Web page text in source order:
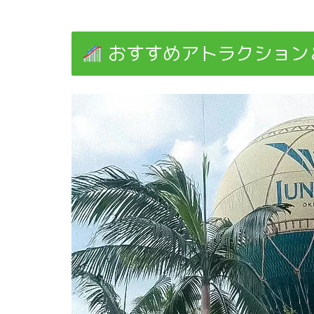
おすすめアトラクショ